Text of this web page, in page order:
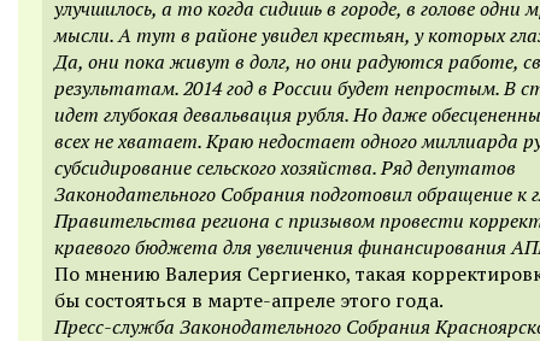
улучшилось, а то когда сидишь в городе, в голове одни
мысли. А тут в районе увидел крестьян, у которых
Да, они пока живут в долг, но они радуются работе,
результатам. 2014 год в России будет непростым. В
идет глубокая девальвация рубля. Но даже
всех не хватает. Краю недостает одного миллиарда
субсидирование сельского хозяйства. Ряд депутатов
Законодательного Собрания подготовил обращение к
Правительства региона с призывом провести
краевого бюджета для увеличения финансирования
По мнению Валерия Сергиенко, такая
бы состояться в марте-апреле этого года.
Пресс-служба Законодательного Собрания